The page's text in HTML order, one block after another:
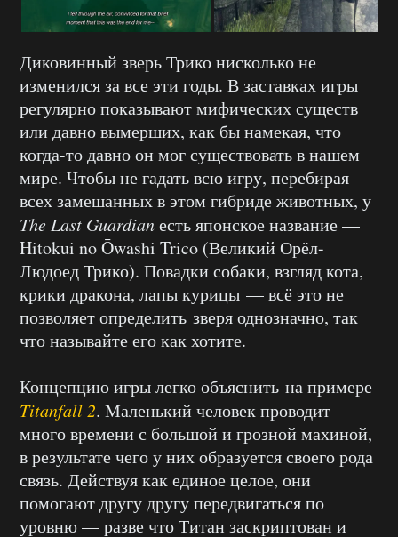
Диковинный зверь Трико нисколько не
изменился за все эти годы. В заставках игры
регулярно показывают мифических существ
или давно вымерших, как бы намекая, что
когда-то давно он мог существовать в нашем
мире. Чтобы не гадать всю игру, перебирая
всех замешанных в этом гибриде животных, у
The Last Guardianесть японское название —
Hitokui no Ōwashi Trico (Великий Орёл-
Людоед Трико). Повадки собаки, взгляд кота,
крики дракона, лапы курицы — всё это не
позволяет определить зверя однозначно, так
что называйте его как хотите.
Концепцию игры легко объяснить на примере
Titanfall 2. Маленький человек проводит
много времени с большой и грозной махиной,
в результате чего у них образуется своего рода
связь. Действуя как единое целое, они
помогают другу другу передвигаться по
уровню — разве что Титан заскриптован и